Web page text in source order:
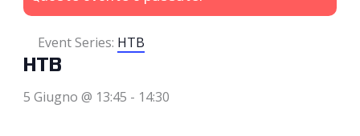
Event Series: HTB
HTB
5 Giugno @ 13:45 - 14:30